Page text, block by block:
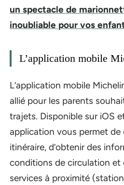
un spectacle de
inoubliable pour vos
L’application mobile
L’application mobile
allié pour les parents
trajets. Disponible sur iOS
application vous permet de
itinéraire, d’obtenir des
conditions de circulation et
services à proximité